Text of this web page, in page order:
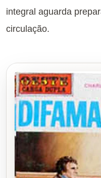
integral aguarda
circulação.